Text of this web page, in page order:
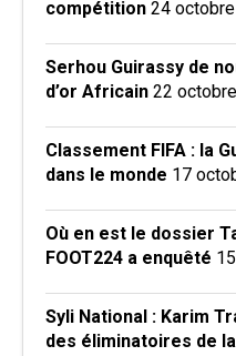
compétition 24
Serhou Guirassy de
d’or Africain 22
Classement FIFA : la
dans le monde 17
Où en est le dossier
FOOT224 a enquêté
Syli National : Karim
des éliminatoires de